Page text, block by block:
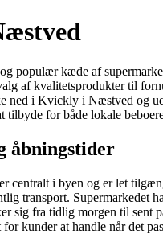
populær kæde af
af kvalitetsprodukter til
ned i Kvickly i Næstved og
tilbyde for både lokale
åbningstider
centralt i byen og er let
transport. Supermarkedet
sig fra tidlig morgen til sent
kunder at handle når det